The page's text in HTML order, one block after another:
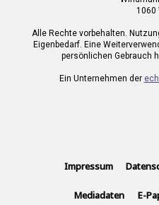
1060
Alle Rechte vorbehalten.
Eigenbedarf. Eine
persönlichen Gebrauch
Ein Unternehmen der
Impressum
Mediadaten E-